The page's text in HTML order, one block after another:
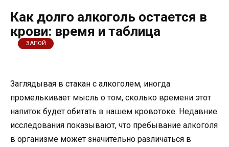
Как долго алкоголь остается в
крови: время и таблица
ЗАПОЙ
Заглядывая в стакан с алкоголем, иногда
промелькивает мысль о том, сколько времени этот
напиток будет обитать в нашем кровотоке. Недавние
исследования показывают, что пребывание алкоголя
в организме может значительно различаться в